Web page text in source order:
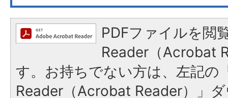
PDFファイルを閲
Reader（Acrobat
す。お持ちでない方は、左記の
Reader（Acrobat Reader）」